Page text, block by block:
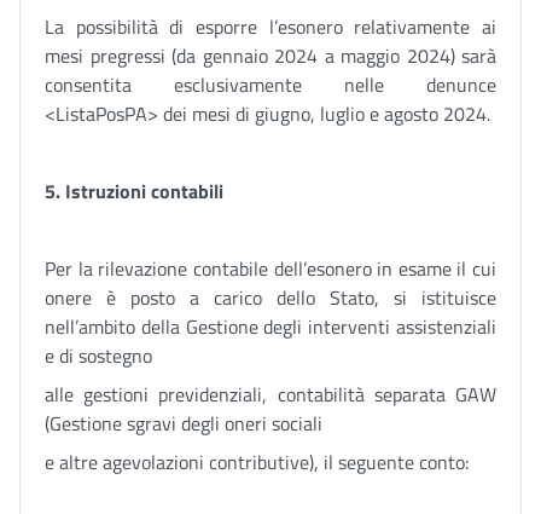
La possibilità di esporre l’esonero relativamente ai
mesi pregressi (da gennaio 2024 a maggio 2024) sarà
consentita esclusivamente nelle denunce
<ListaPosPA> dei mesi di giugno, luglio e agosto 2024.
5. Istruzioni contabili
Per la rilevazione contabile dell’esonero in esame il cui
onere è posto a carico dello Stato, si istituisce
nell’ambito della Gestione degli interventi assistenziali
e di sostegno
alle gestioni previdenziali, contabilità separata GAW
(Gestione sgravi degli oneri sociali
e altre agevolazioni contributive), il seguente conto: